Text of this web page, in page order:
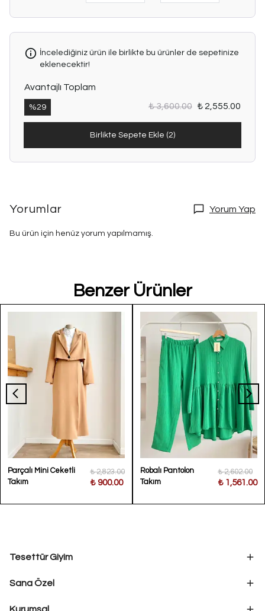
İncelediğiniz ürün ile birlikte bu ürünler de sepetinize
eklenecektir!
Avantajlı Toplam
%29 ₺ 3,600.00 ₺ 2,555.00
Birlikte Sepete Ekle (2)
Yorumlar Yorum Yap
Bu ürün için henüz yorum yapılmamış.
Benzer Ürünler
Parçalı Mini Ceketli
Takım
₺ 2,823.00
₺ 900.00
Robalı Pantolon
Takım
₺ 2,602.00
₺ 1,561.00
Tesettür Giyim
Sana Özel